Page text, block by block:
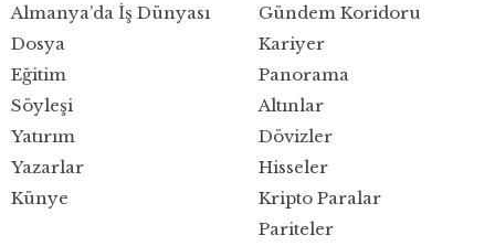
Almanya’da İş Dünyası
Dosya
Eğitim
Gündem Koridoru
Kariyer
Panorama
Söyleşi
Yatırım
Yazarlar
Künye
Altınlar
Dövizler
Hisseler
Kripto Paralar
Pariteler